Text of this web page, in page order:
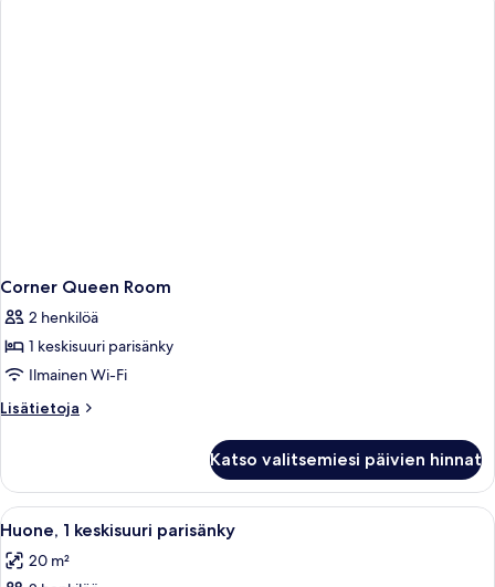
Corner Queen Room
2 henkilöä
1 keskisuuri parisänky
Ilmainen Wi-Fi
Lisätietoja
Lisätietoja
Room
Katso valitsemiesi päivien hinnat
Avaa
kaikki
huonetyypin
Hotellihuone, jossa on sänky, tuoli,
8
Huone, 1 keskisuuri parisänky
20 m²